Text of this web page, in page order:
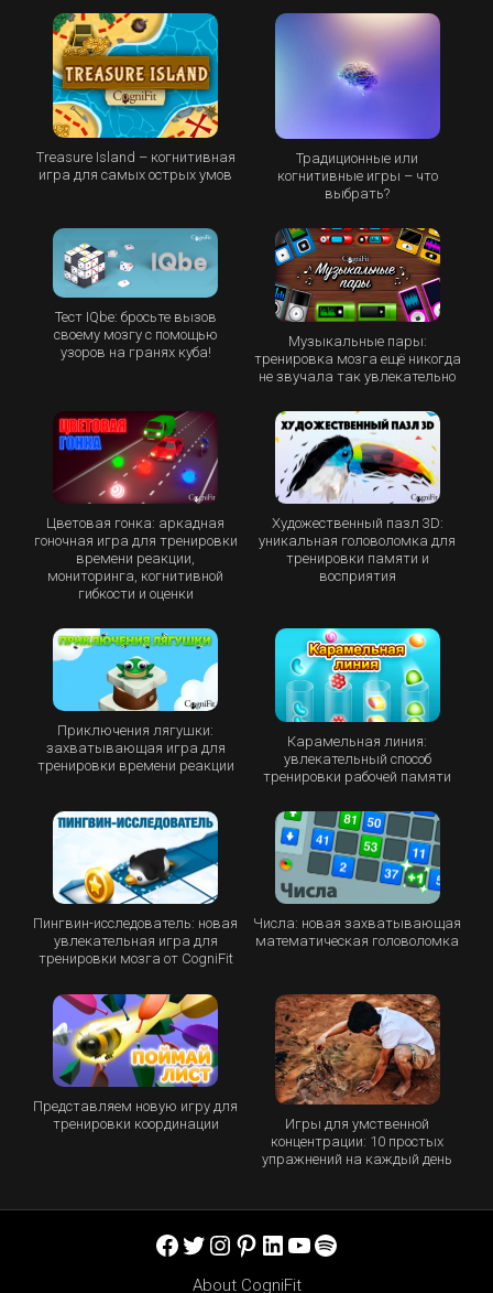
Treasure Island – когнитивная
игра для самых острых умов
Традиционные или
когнитивные игры – что
выбрать?
Тест IQbe: бросьте вызов
своему мозгу с помощью
узоров на гранях куба!
Музыкальные пары:
тренировка мозга ещё никогда
не звучала так увлекательно
Цветовая гонка: аркадная
гоночная игра для тренировки
времени реакции,
мониторинга, когнитивной
гибкости и оценки
Художественный пазл 3D:
уникальная головоломка для
тренировки памяти и
восприятия
Приключения лягушки:
захватывающая игра для
тренировки времени реакции
Карамельная линия:
увлекательный способ
тренировки рабочей памяти
Пингвин-исследователь: новая
увлекательная игра для
тренировки мозга от CogniFit
Числа: новая захватывающая
математическая головоломка
Представляем новую игру для
тренировки координации
Игры для умственной
концентрации: 10 простых
упражнений на каждый день
Facebook
Twitter
Instagram
Pinterest
LinkedIn
YouTube
Spotify
About CogniFit